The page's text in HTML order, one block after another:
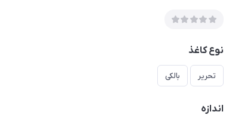
نوع کاغذ
تحریر بالکی
اندازه